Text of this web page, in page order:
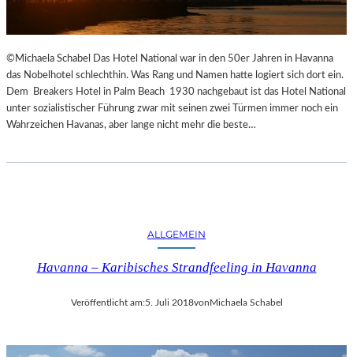
©Michaela Schabel Das Hotel National war in den 50er Jahren in Havanna
das Nobelhotel schlechthin. Was Rang und Namen hatte logiert sich dort ein.
Dem Breakers Hotel in Palm Beach 1930 nachgebaut ist das Hotel National
unter sozialistischer Führung zwar mit seinen zwei Türmen immer noch ein
Wahrzeichen Havanas, aber lange nicht mehr die beste…
ALLGEMEIN
Havanna – Karibisches Strandfeeling in Havanna
Veröffentlicht am:5. Juli 2018vonMichaela Schabel